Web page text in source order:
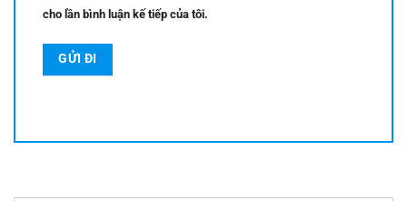
cho lần bình luận kế tiếp của tôi.